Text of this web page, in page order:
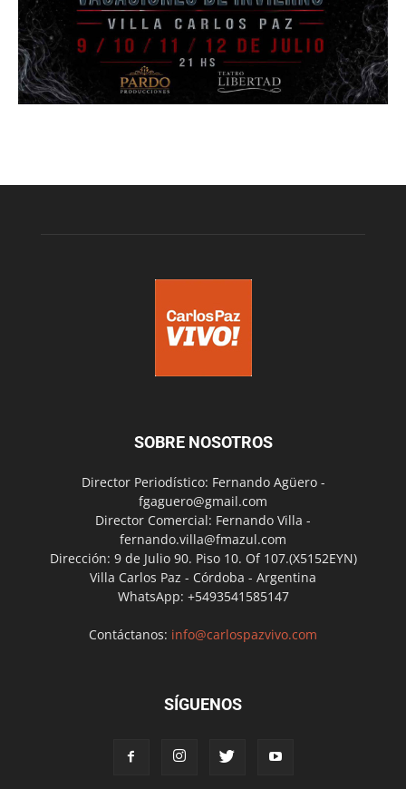
SOBRE NOSOTROS
Director Periodístico: Fernando Agüero -
fgaguero@gmail.com
Director Comercial: Fernando Villa -
fernando.villa@fmazul.com
Dirección: 9 de Julio 90. Piso 10. Of 107.(X5152EYN)
Villa Carlos Paz - Córdoba - Argentina
WhatsApp: +5493541585147
Contáctanos: info@carlospazvivo.com
SÍGUENOS